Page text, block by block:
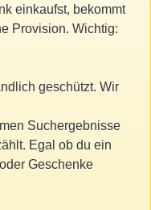
einkaufst, bekommt
Provision. Wichtig:
geschützt. Wir
Suchergebnisse
Egal ob du ein
Geschenke